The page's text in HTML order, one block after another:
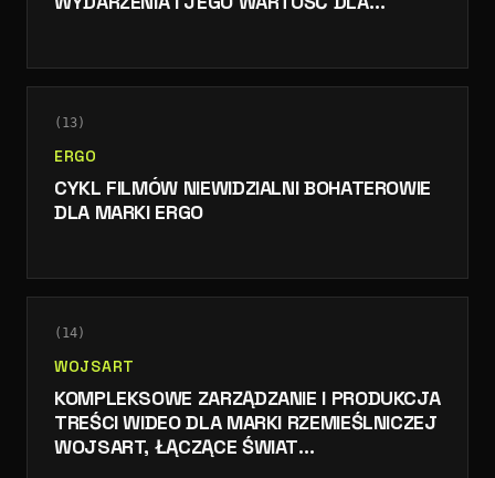
( 13)
ERGO
CYKL FILMÓW NIEWIDZIALNI BOHATEROWIE
DLA MARKI ERGO
( 14)
WOJSART
KOMPLEKSOWE ZARZĄDZANIE I PRODUKCJA
TREŚCI WIDEO DLA MARKI RZEMIEŚLNICZEJ
WOJSART, ŁĄCZĄCE ŚWIAT